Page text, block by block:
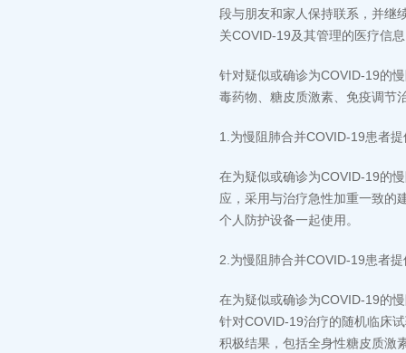
段与朋友和家人保持联系，并继
关COVID-19及其管理的医疗信
针对疑似或确诊为COVID-19的
毒药物、糖皮质激素、免疫调节
1.为慢阻肺合并COVID-19患者
在为疑似或确诊为COVID-19的
应，采用与治疗急性加重一致的
个人防护设备一起使用。
2.为慢阻肺合并COVID-19患者
在为疑似或确诊为COVID-19的
针对COVID-19治疗的随机临床
积极结果，包括全身性糖皮质激